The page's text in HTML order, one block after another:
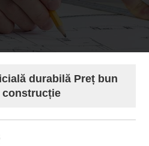
durabilă Preț bun
construcție